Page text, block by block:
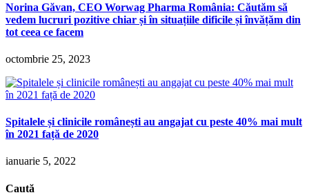
Norina Găvan, CEO Worwag Pharma România: Căutăm să
vedem lucruri pozitive chiar și în situațiile dificile și învățăm din
tot ceea ce facem
octombrie 25, 2023
Spitalele și clinicile românești au angajat cu peste 40% mai mult
în 2021 față de 2020
ianuarie 5, 2022
Caută